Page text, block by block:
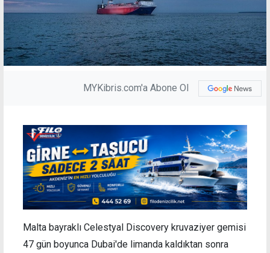
MYKibris.com'a Abone Ol
Malta bayraklı Celestyal Discovery kruvaziyer gemisi
47 gün boyunca Dubai'de limanda kaldıktan sonra